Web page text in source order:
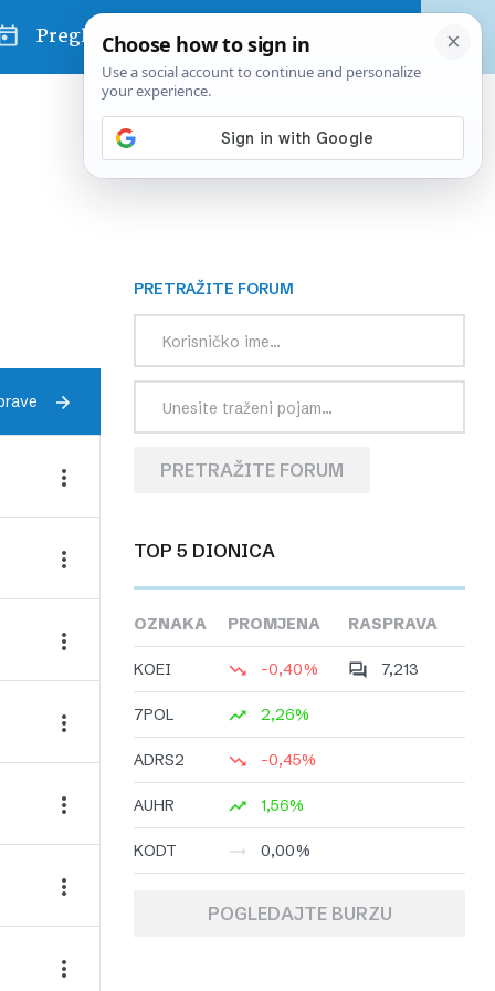
Pregled dana
PRETRAŽITE FORUM
PRETRAŽITE FORUM
TOP 5 DIONICA
OZNAKA PROMJENA RASPRAVA
KOEI -0,40% 7,213
7POL 2,26%
ADRS2 -0,45%
AUHR 1,56%
KODT 0,00%
POGLEDAJTE BURZU